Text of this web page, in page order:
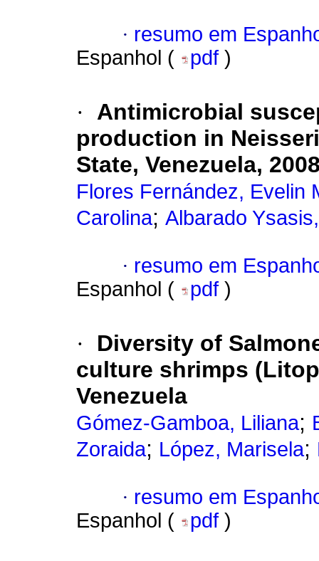
· resumo em
Espanhol (
pdf )
·
Antimicrobial
production in
State, Venezuela,
Flores Fernández, Evelin
Carolina; Albarado
· resumo em
Espanhol (
pdf )
·
Diversity of
culture shrimps
Venezuela
Gómez-Gamboa, Liliana;
Zoraida; López, Marisela;
· resumo em
Espanhol (
pdf )